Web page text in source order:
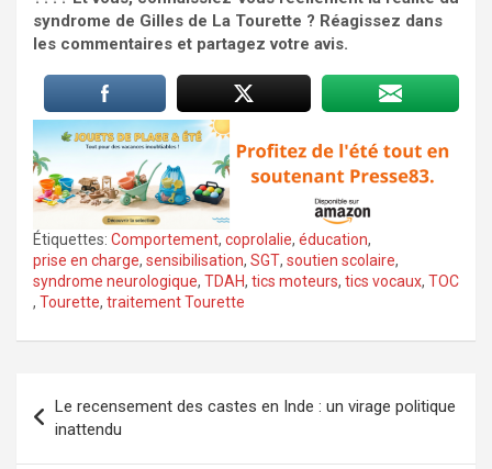
syndrome de Gilles de La Tourette ? Réagissez dans
les commentaires et partagez votre avis.
Étiquettes: Comportement, coprolalie, éducation,
prise en charge, sensibilisation, SGT, soutien scolaire,
syndrome neurologique, TDAH, tics moteurs, tics vocaux, TOC
, Tourette, traitement Tourette
de
l’article
Le recensement des castes en Inde : un virage politique
inattendu